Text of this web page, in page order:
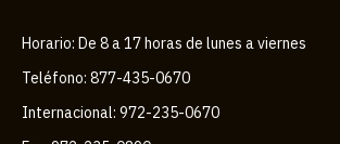
Horario: De 8 a 17 horas de lunes a viernes
Teléfono: 877-435-0670
Internacional: 972-235-0670